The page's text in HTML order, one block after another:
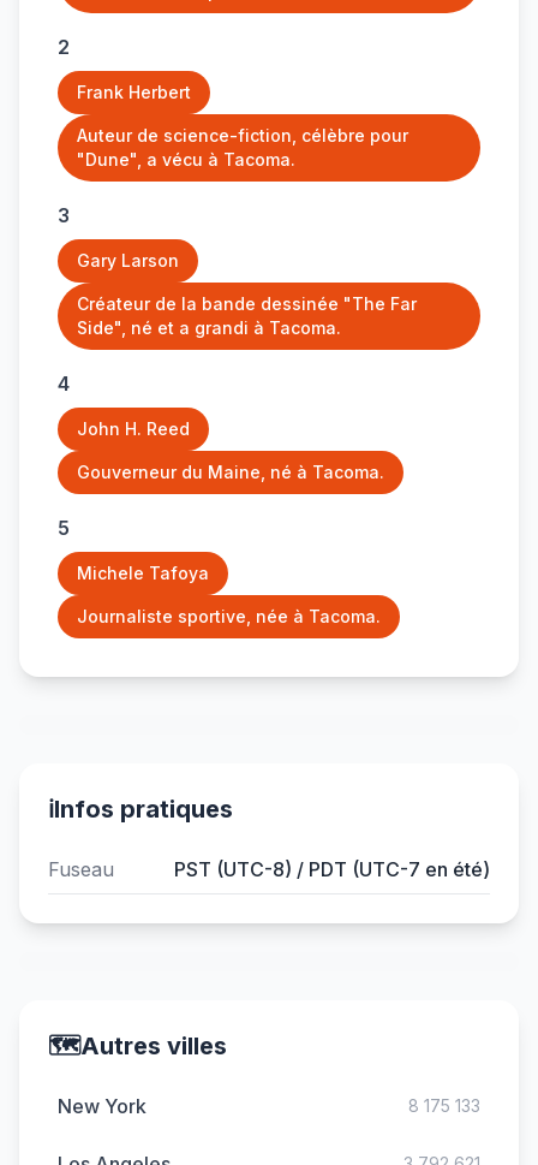
2
Frank Herbert
Auteur de science-fiction, célèbre pour
"Dune", a vécu à Tacoma.
3
Gary Larson
Créateur de la bande dessinée "The Far
Side", né et a grandi à Tacoma.
4
John H. Reed
Gouverneur du Maine, né à Tacoma.
5
Michele Tafoya
Journaliste sportive, née à Tacoma.
ℹ️Infos pratiques
Fuseau PST (UTC-8) / PDT (UTC-7 en été)
🗺️Autres villes
New York 8 175 133